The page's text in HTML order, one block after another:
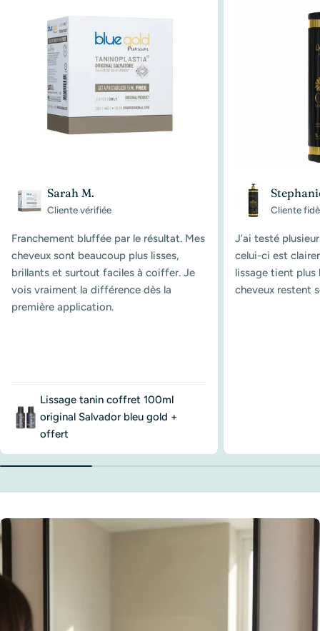
Sarah M.
Cliente vérifiée
Franchement bluffée par le résultat. Mes
cheveux sont beaucoup plus lisses,
brillants et surtout faciles à coiffer. Je
vois vraiment la différence dès la
première application.
Lissage tanin coffret 100ml
original Salvador bleu gold +
offert
Cliente
J’ai testé
celui-ci est
lissage tient
cheveux restent